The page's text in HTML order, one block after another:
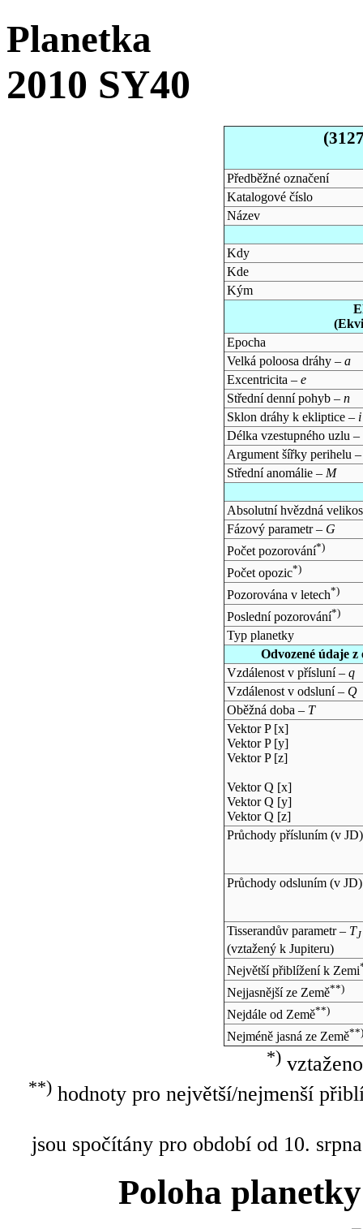
Planetka
2010 SY40
Předběžné označení
Katalogové číslo
Název
Kdy
Kde
Kým
Epocha
Velká poloosa dráhy – a
Excentricita – e
Střední denní pohyb – n
Sklon dráhy k ekliptice – i
Délka vzestupného uzlu –
Argument šířky perihelu
Střední anomálie – M
Absolutní hvězdná
Fázový parametr – G
Počet pozorování*)
Počet opozic*)
Pozorována v letech*)
Poslední pozorování*)
Typ planetky
Odvozené údaje
Vzdálenost v přísluní – q
Vzdálenost v odsluní – Q
Oběžná doba – T
Vektor P [x]
Vektor P [y]
Vektor P [z]
Vektor Q [x]
Vektor Q [y]
Vektor Q [z]
Průchody přísluním (v JD)
Průchody odsluním (v JD)
Tisserandův parametr – TJ
(vztažený k Jupiteru)
Největší přiblížení k Zemi
Nejjasnější ze Země**)
Nejdále od Země**)
Nejméně jasná ze Země**)
*)
**)hodnoty pro největší/nejmenší
jsou spočítány pro období od 10.
Poloha